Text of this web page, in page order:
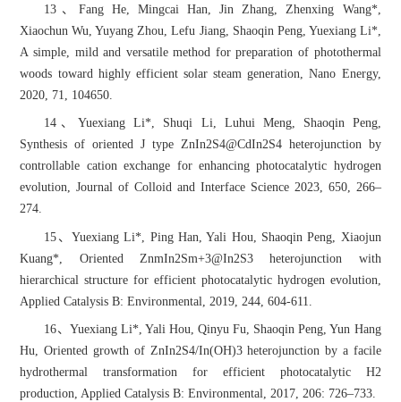
13、Fang He, Mingcai Han, Jin Zhang, Zhenxing Wang*,
Xiaochun Wu, Yuyang Zhou, Lefu Jiang, Shaoqin Peng, Yuexiang Li*,
A simple, mild and versatile method for preparation of photothermal
woods toward highly efficient solar steam generation, Nano Energy,
2020, 71, 104650.
14、Yuexiang Li*, Shuqi Li, Luhui Meng, Shaoqin Peng,
Synthesis of oriented J type ZnIn2S4@CdIn2S4 heterojunction by
controllable cation exchange for enhancing photocatalytic hydrogen
evolution, Journal of Colloid and Interface Science 2023, 650, 266–
274.
15、Yuexiang Li*, Ping Han, Yali Hou, Shaoqin Peng, Xiaojun
Kuang*, Oriented ZnmIn2Sm+3@In2S3 heterojunction with
hierarchical structure for efficient photocatalytic hydrogen evolution,
Applied Catalysis B: Environmental, 2019, 244, 604-611.
16、Yuexiang Li*, Yali Hou, Qinyu Fu, Shaoqin Peng, Yun Hang
Hu, Oriented growth of ZnIn2S4/In(OH)3 heterojunction by a facile
hydrothermal transformation for efficient photocatalytic H2
production, Applied Catalysis B: Environmental, 2017, 206: 726–733.